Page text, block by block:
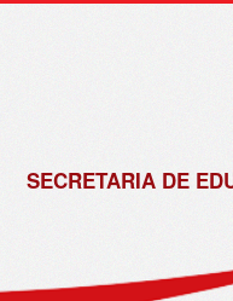
SECRETARIA DE
de